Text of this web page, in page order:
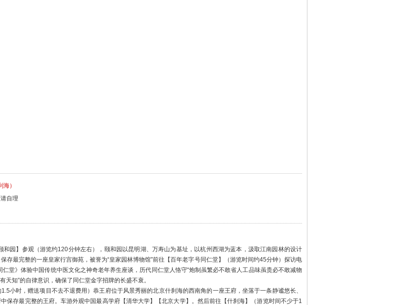
）
自理
和园】参观（游览约120分钟左右），颐和园以昆明湖、万寿山为基址，以杭州西湖为蓝本，汲取江南园林的设计
存最完整的一座皇家行宫御苑，被誉为“皇家园林博物馆”前往【百年老字号同仁堂】（游览时间约45分钟）探访电
堂》体验中国传统中医文化之神奇老年养生座谈，历代同仁堂人恪守“炮制虽繁必不敢省人工品味虽贵必不敢减物
天知”的自律意识，确保了同仁堂金字招牌的长盛不衰。
小时，赠送项目不去不退费用）恭王府位于风景秀丽的北京什刹海的西南角的一座王府，坐落于一条静谧悠长、
保存最完整的王府。车游外观中国最高学府【清华大学】【北京大学】。然后前往【什刹海】（游览时间不少于1